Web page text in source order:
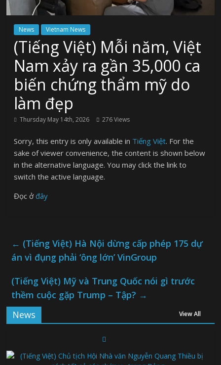
News Vietnam News
(Tiếng Việt) Mỗi năm, Việt
Nam xảy ra gần 35,000 ca
biến chứng thẩm mỹ do
làm đẹp
Thursday May 14th, 2026 276 Views
Sorry, this entry is only available in Tiếng Việt. For the
sake of viewer convenience, the content is shown below
in the alternative language. You may click the link to
switch the active language.
Đọc ởđây
← (Tiếng Việt) Hà Nội dừng cấp phép 175 dự
án vì đụng phải ‘ông lớn’ VinGroup
(Tiếng Việt) Mỹ và Trung Quốc nói gì trước
thềm cuộc gặp Trump – Tập? →
News
View All